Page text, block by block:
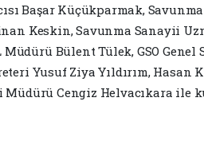
Başar Küçükparmak,
Keskin, Savunma Sanayii
Bülent Tülek, GSO
Yusuf Ziya Yıldırım,
Müdürü Cengiz Helvacıkara